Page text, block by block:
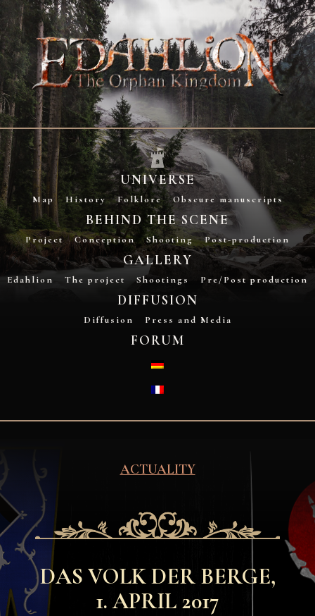
UNIVERSE
Map History Folklore Obscure manuscripts
BEHIND THE SCENE
Project Conception Shooting Post-production
GALLERY
Edahlion The project Shootings Pre/Post production
DIFFUSION
Diffusion Press and Media
FORUM
ACTUALITY
DAS VOLK DER BERGE,
1. APRIL 2017